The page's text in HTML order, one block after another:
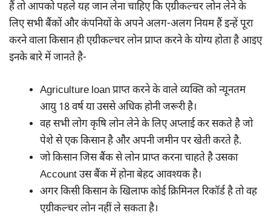
हैं तो आपको पहले यह जान लेना चाहिए कि एग्रीकल्चर लोन लेने के
लिए सभी बैंकों और कंपनियों के अपने अलग-अलग नियम हैं इन्हें पूरा
करने वाला किसान ही एग्रीकल्चर लोन प्राप्त करने के योग्य होता है आइए
इनके बारे में जानते है-
Agriculture loan प्राप्त करने के वाले व्यक्ति को न्यूनतम
आयु 18 वर्ष या उससे अधिक होनी जरूरी है।
वह सभी लोग कृषि लोन लेने के लिए अप्लाई कर सकते है जो
पेशे से एक किसान है और अपनी जमीन पर खेती करते है.
जो किसान जिस बैंक से लोन प्राप्त करना चाहते है उसका
Account उस बैंक में होना बेहद आवश्यक है।
अगर किसी किसान के खिलाफ कोई क्रिमिनल रिकॉर्ड है तो वह
एग्रीकल्चर लोन नहीं ले सकता है।